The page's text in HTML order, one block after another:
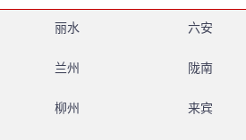
丽水 六安
兰州 陇南
柳州 来宾